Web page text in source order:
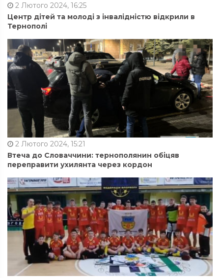
2 Лютого 2024, 16:25
Центр дітей та молоді з інвалідністю відкрили в
Тернополі
2 Лютого 2024, 15:21
Втеча до Словаччини: тернополянин обіцяв
переправити ухилянта через кордон